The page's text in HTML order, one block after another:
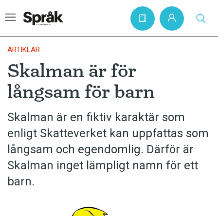
Hem
Artiklar
Krönikor
Språkfrågor
Skrivtips
Bokrecensioner
Kviss
ARTIKLAR
Skalman är för
långsam för barn
Skalman är en fiktiv karaktär som
enligt Skatteverket kan uppfattas som
långsam och egendomlig. Därför är
Skalman inget lämpligt namn för ett
barn.